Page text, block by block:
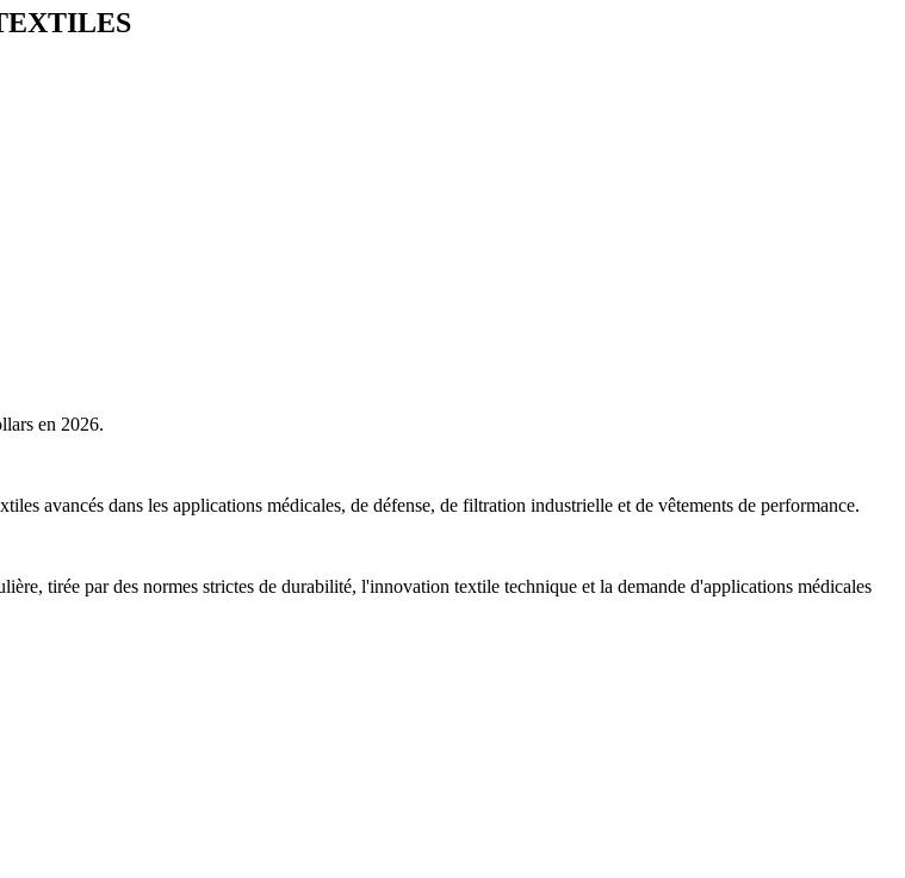
en 2026.
avancés dans les applications médicales, de défense, de filtration industrielle et de vêtements de performance.
tirée par des normes strictes de durabilité, l'innovation textile technique et la demande d'applications médicales